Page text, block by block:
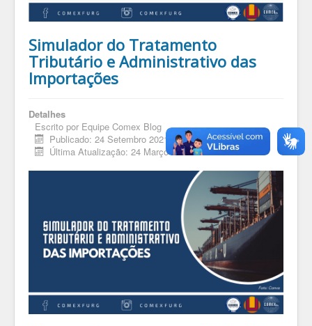
Simulador do Tratamento
Tributário e Administrativo das
Importações
Detalhes
Escrito por Equipe Comex Blog
Publicado: 24 Setembro 2021
Última Atualização: 24 Março 2026